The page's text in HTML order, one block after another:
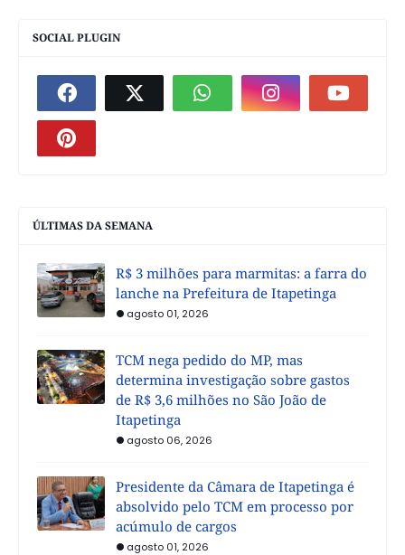
SOCIAL PLUGIN
ÚLTIMAS DA SEMANA
R$ 3 milhões para marmitas: a farra do
lanche na Prefeitura de Itapetinga
agosto 01, 2026
TCM nega pedido do MP, mas
determina investigação sobre gastos
de R$ 3,6 milhões no São João de
Itapetinga
agosto 06, 2026
Presidente da Câmara de Itapetinga é
absolvido pelo TCM em processo por
acúmulo de cargos
agosto 01, 2026